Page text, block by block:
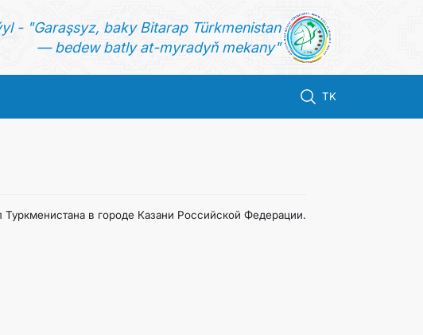
- "Garaşsyz, baky Bitarap Türkmenistan
— bedew batly at-myradyň mekany"
TK
в городе Казани Российской Федерации.